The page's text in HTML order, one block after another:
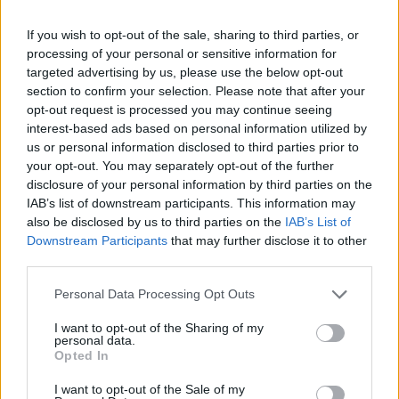
If you wish to opt-out of the sale, sharing to third parties, or
processing of your personal or sensitive information for
targeted advertising by us, please use the below opt-out
section to confirm your selection. Please note that after your
opt-out request is processed you may continue seeing
interest-based ads based on personal information utilized by
us or personal information disclosed to third parties prior to
your opt-out. You may separately opt-out of the further
disclosure of your personal information by third parties on the
IAB’s list of downstream participants. This information may
also be disclosed by us to third parties on the IAB’s List of
Downstream Participants that may further disclose it to other
Personal Data Processing Opt Outs
I want to opt-out of the Sharing of my
personal data.
Opted In
I want to opt-out of the Sale of my
scegliere i cantanti sono soprattutto gli under 34 mentre la fascia
55-64 preferisce i politici. Gli indecisi sono invece gli over 64 che nel
41,6% dei casi non saprebbero indicare una preferenza per il selfie
dei sogni. Le donne sono affascinate soprattutto da cantanti
(25,3%) e attori (17,2%) mentre gli uomini da personaggi sportivi
(9%) e politici (10,5%).
Vasco Rossiè risultato in assoluto il compagno preferito per
l’autoscatto, conquistando sia uomini che donne, seguito da Luciano
Ligabue per i primi e da Laura Pausini per le seconde. Anche in
Sabrina Ferilli e Monica Bellucci sono le attrici preferite degli uomini
dai più internazionali Brad Pitt e Johnny Depp.
In ambito sportivo si ha il dato con la preferenza più marcata: